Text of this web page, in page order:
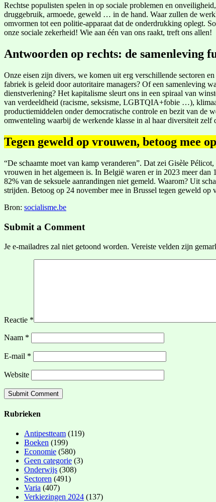
Rechtse populisten spelen in op sociale problemen en
druggebruik, armoede, geweld … in de hand. Waar zullen de
omvormen tot een politie-apparaat dat de onderdrukking oplegt.
onze sociale zekerheid! Wie aan één van ons raakt, treft ons allen!
Antwoorden op rechts: de samenleving
Onze eisen zijn divers, we komen uit erg verschillende sectoren
fabriek is geleid door autoritaire managers? Of een samenleving
dienstverlening? Het kapitalisme sleurt ons in een spiraal van
van verdeeldheid (racisme, seksisme, LGBTQIA+fobie …),
productiemiddelen onder democratische controle en bezit van de
omwenteling waarbij de werkende klasse in al haar diversiteit zelf
Tegen geweld op vrouwen, betoog mee
“De schaamte moet van kamp veranderen”. Dat zei Gisèle
vrouwen in het algemeen is. In België waren er in 2023 meer
82% van de seksuele aanrandingen niet gemeld. Waarom? Uit
strijden. Betoog op 24 november mee in Brussel tegen geweld
Bron: socialisme.be
Submit a Comment
Je e-mailadres zal niet getoond worden. Vereiste velden zijn
Reactie *
Naam *
E-mail *
Website
Rubrieken
Antipestteam (119)
Boeken (199)
Economie (580)
Geen categorie (3)
Onderwijs (308)
Sectoren (491)
Varia (407)
Verkiezingen 2024 (137)